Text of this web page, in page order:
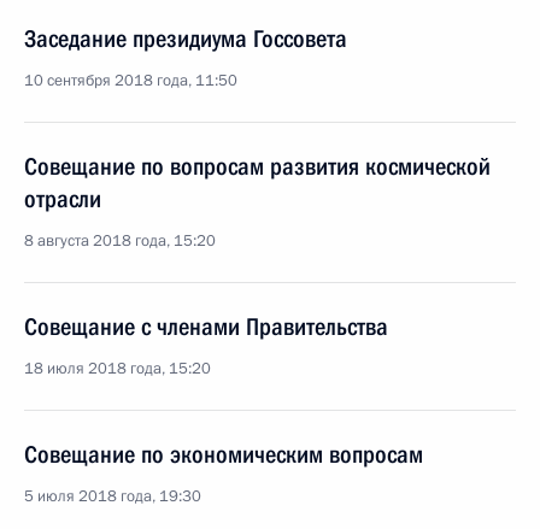
Заседание президиума Госсовета
10 сентября 2018 года, 11:50
Совещание по вопросам развития космической
отрасли
8 августа 2018 года, 15:20
Совещание с членами Правительства
18 июля 2018 года, 15:20
Совещание по экономическим вопросам
5 июля 2018 года, 19:30